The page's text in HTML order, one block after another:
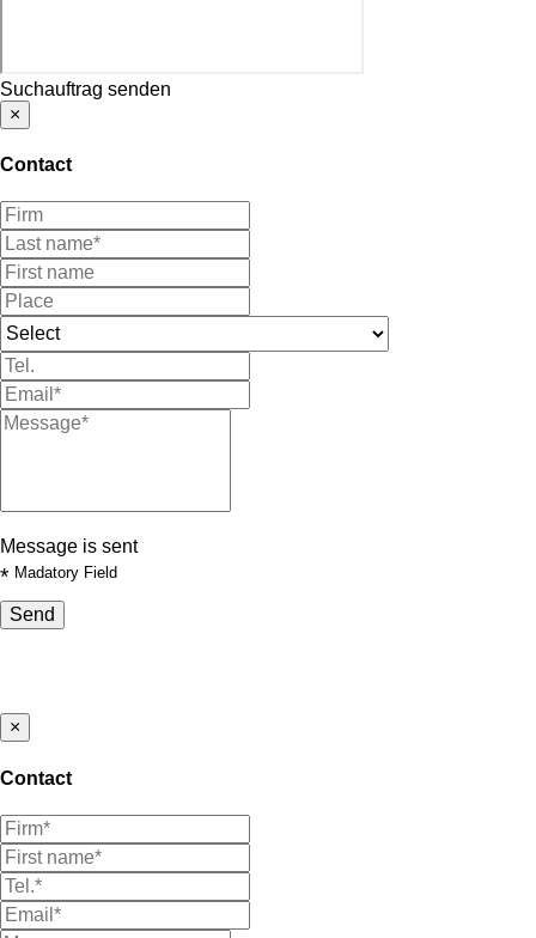
Suchauftrag senden
×
Contact
Message is sent
* Madatory Field
Send
×
Contact